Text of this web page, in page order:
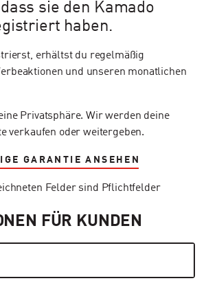
sie den Kamado
haben.
erhältst du regelmäßig
und unseren monatlichen
Privatsphäre. Wir werden deine
verkaufen oder weitergeben.
GARANTIE ANSEHEN
Felder sind Pflichtfelder
FÜR KUNDEN